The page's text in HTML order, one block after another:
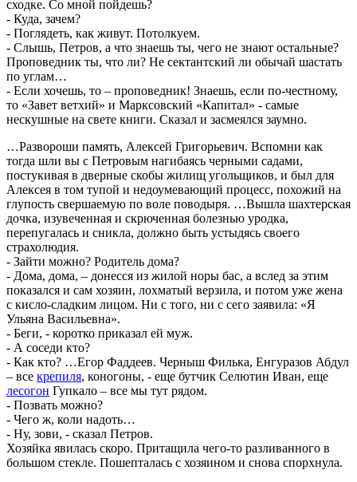
сходке. Со мной пойдешь?
- Куда, зачем?
- Поглядеть, как живут. Потолкуем.
- Слышь, Петров, а что знаешь ты, чего не знают остальные?
Проповедник ты, что ли? Не сектантский ли обычай шастать
по углам…
- Если хочешь, то – проповедник! Знаешь, если по-честному,
то «Завет ветхий» и Марксовский «Капитал» - самые
нескушные на свете книги. Сказал и засмеялся заумно.
…Развороши память, Алексей Григорьевич. Вспомни как
тогда шли вы с Петровым нагибаясь черными садами,
постукивая в дверные скобы жилищ угольщиков, и был для
Алексея в том тупой и недоумевающий процесс, похожий на
глупость свершаемую по воле поводыря. …Вышла шахтерская
дочка, изувеченная и скрюченная болезнью уродка,
перепугалась и сникла, должно быть устыдясь своего
страхолюдия.
- Зайти можно? Родитель дома?
- Дома, дома, – донесся из жилой норы бас, а вслед за этим
показался и сам хозяин, лохматый верзила, и потом уже жена
с кисло-сладким лицом. Ни с того, ни с сего заявила: «Я
Ульяна Васильевна».
- Беги, - коротко приказал ей муж.
- А соседи кто?
- Как кто? …Егор Фаддеев. Черныш Филька, Енгуразов Абдул
– все крепиля, коногоны, - еще бутчик Селютин Иван, еще
лесогон Гупкало – все мы тут рядом.
- Позвать можно?
- Чего ж, коли надоть…
- Ну, зови, - сказал Петров.
Хозяйка явилась скоро. Притащила чего-то разливанного в
большом стекле. Пошепталась с хозяином и снова спорхнула.